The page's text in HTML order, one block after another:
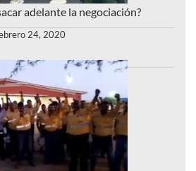
adelante la negociación?
24, 2020